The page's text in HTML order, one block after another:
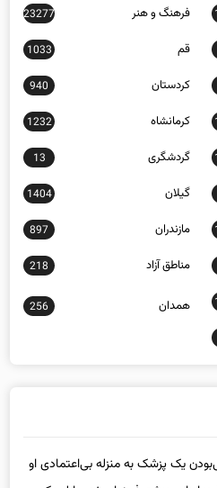
فرهنگ و هنر 23277
قم 1033
کردستان 940
کرمانشاه 1232
گردشگری 13
گیلان 1404
مازندران 897
مناطق آزاد 218
همدان 256
یک پزشک به منزله بی‌اعتمادی او